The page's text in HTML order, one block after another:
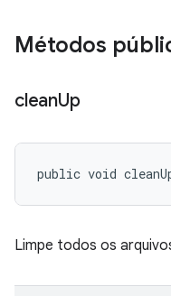
Métodos
cleanUp
public void
Limpe todos os